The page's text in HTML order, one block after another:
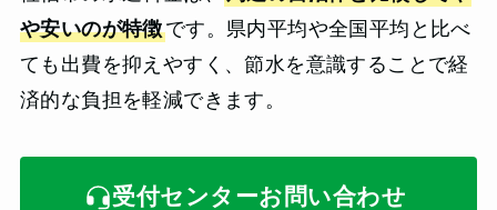
や安いのが特徴です。県内平均や全国平均と比べ
ても出費を抑えやすく、節水を意識することで経
済的な負担を軽減できます。
受付センターお問い合わせ